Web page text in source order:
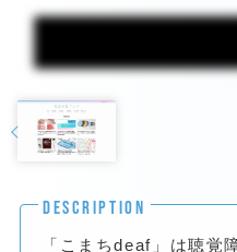
DESCRIPTION
「こまちdeaf」は聴覚